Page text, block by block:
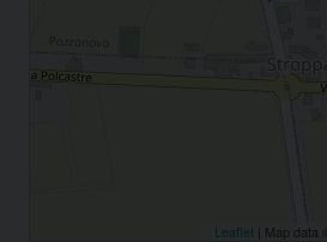
Leaflet | Map data ©